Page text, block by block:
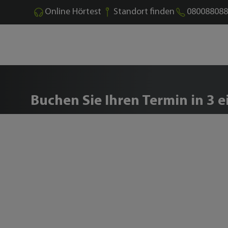
Online Hörtest Standort finden
Buchen Sie Ihren
Buchen Sie Ihren Termin in 3